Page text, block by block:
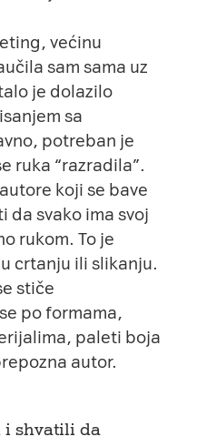
većinu
sam sama uz
je dolazilo
sa
potreban je
ruka “razradila”.
koji se bave
da svako ima svoj
rukom. To je
crtanju ili slikanju.
stiče
po formama,
paleti boja
autor.
i shvatili da